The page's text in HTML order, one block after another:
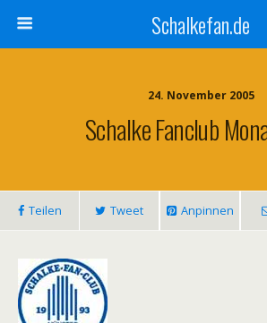
Schalkefan.de
24. November 2005
Schalke Fanclub
Teilen Tweet Anpinnen